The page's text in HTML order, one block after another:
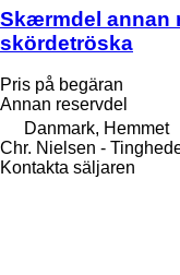
Skærmdel annan
skördetröska
Pris på begäran
Annan reservdel
Danmark, Hemmet
Chr. Nielsen -
Kontakta säljaren